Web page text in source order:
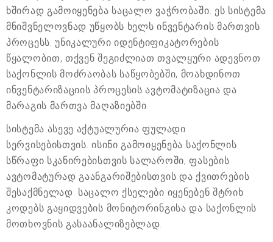
ხშირად გამოიყენება საცალო ვაჭრობაში. ეს სისტემა
მნიშვნელოვნად უწყობს ხელს ინვენტარის მართვის
პროცესს. უნიკალური იდენტიფიკატორების
წყალობით, თქვენ შეგიძლიათ თვალყური ადევნოთ
საქონლის მოძრაობას საწყობებში, მოახდინოთ
ინვენტარიზაციის პროცესის ავტომატიზაცია და
მარაგის მართვა მაღაზიებში.
სისტემა ასევე აქტუალურია ფულადი
სერვისებისთვის. ისინი გამოიყენება საქონლის
სწრაფი სკანირებისთვის სალაროში, ფასების
ავტომატურად გაანგარიშებისთვის და ქვითრების
შესაქმნელად. საცალო ქსელები იყენებენ შტრიხ
კოდებს გაყიდვების მონიტორინგისა და საქონლის
მოთხოვნის გასაანალიზებლად.